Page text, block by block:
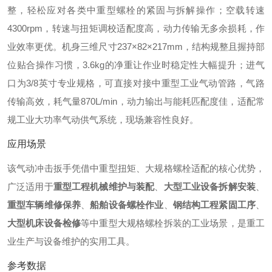
整，轻松应对各类中重型螺栓的紧固与拆解操作；空载转速
4300rpm，转速与扭矩调校适配度高，动力传输无多余损耗，作
业效率更优。机身三维尺寸237×82×217mm，结构规整且握持部
位贴合操作习惯，3.6kg的净重让作业时稳定性大幅提升；进气
口为3/8英寸专业规格，可直接对接中重型工业气动管路，气路
传输高效，耗气量870L/min，动力输出与能耗匹配度佳，适配常
规工业大功率气动供气系统，现场兼容性良好。
应用场景
该气动冲击扳手凭借中重型扭矩、大规格螺栓适配的核心优势，
广泛适用于重型工程机械维护与装配、 大型工业设备拆解安装
重型车辆维修保养 、船舶设备螺栓作业 钢结构工程紧固工序
大型机床设备检修等中重型大规格螺栓拆装的工业场景，是重工
业生产与设备维护的实用工具。
参考数据